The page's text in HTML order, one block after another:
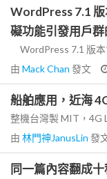
WordPress 7.1 版
礙功能引發用戶群
WordPress 7.1 版本
由 Mack Chan 發文
船舶應用，近海
整機台灣製 MIT，4G
由 林門神JanusLin 發
同一篇內容翻成